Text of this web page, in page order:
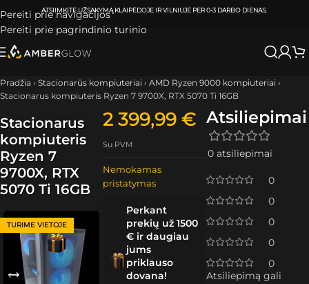
Pereiti prie navigacijos
Pereiti prie pagrindinio turinio
ATSIIMKITE UŽSAKYMĄKLAIPĖDOJE IR VILNIUJE PER0-3 DARBO DIENAS.
Pradžia › Stacionarūs kompiuteriai › AMD Ryzen 9000 kompiuteriai ›
Stacionarus kompiuteris Ryzen 7 9700X, RTX 5070 Ti 16GB
Stacionarus
kompiuteris
Ryzen 7
9700X, RTX
5070 Ti 16GB
TURIME VIETOJE
2 399,99€
Su PVM
Nemokamas
pristatymas
Perkant
prekių už 1500
€ ir daugiau
jums
priklauso
dovana!
Atsiliepimai
0 atsiliepimai
0
0
0
0
0
Atsiliepimą gali